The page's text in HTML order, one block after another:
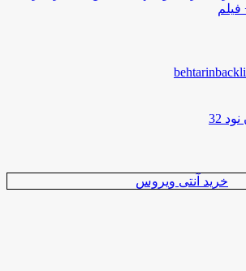
فیلم
32
خرید آنتی ویروس